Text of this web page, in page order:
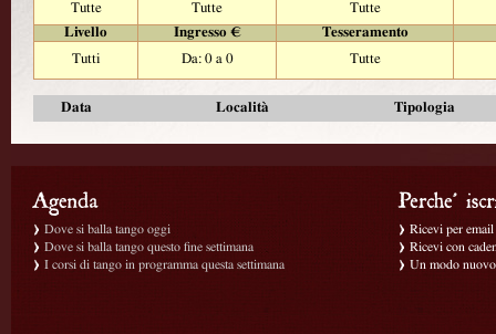
Tutte
Tutte
Tutte
Livello
Ingresso €
Tesseramento
Tutti
Da: 0 a 0 Tutte
Data Località Tipologia
Dove si balla tango oggi
Dove si balla tango questo fine settimana
I corsi di tango in programma questa settimana
Ricevi per
Ricevi con
Un modo